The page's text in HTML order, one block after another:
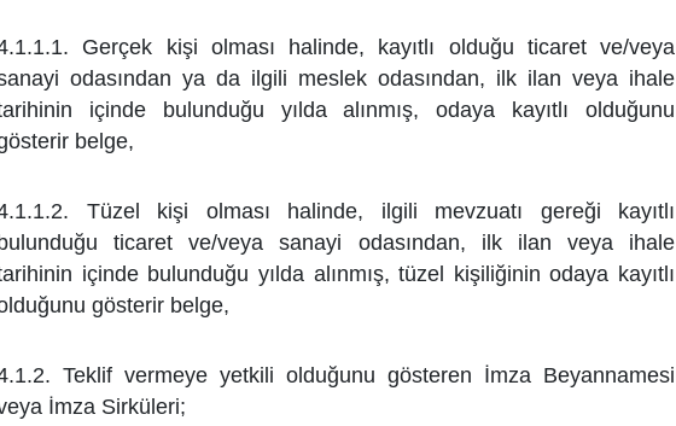
Gerçek kişi olması halinde, kayıtlı olduğu ticaret ve/veya
odasından ya da ilgili meslek odasından, ilk ilan veya ihale
içinde bulunduğu yılda alınmış, odaya kayıtlı olduğunu
belge,
Tüzel kişi olması halinde, ilgili mevzuatı gereği kayıtlı
bulunduğu ticaret ve/veya sanayi odasından, ilk ilan veya ihale
içinde bulunduğu yılda alınmış, tüzel kişiliğinin odaya kayıtlı
gösterir belge,
Teklif vermeye yetkili olduğunu gösteren İmza Beyannamesi
İmza Sirküleri;